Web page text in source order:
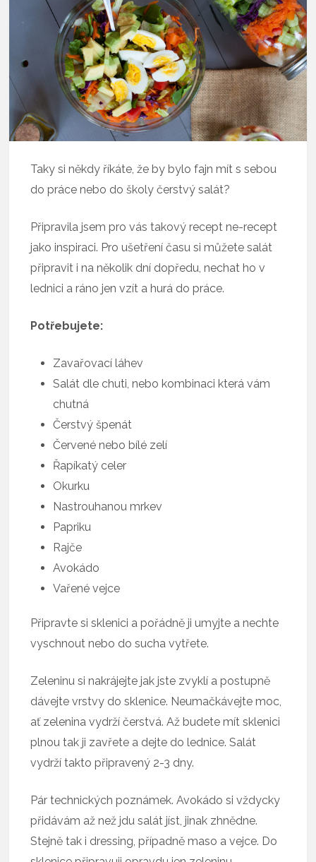
Taky si někdy říkáte, že by bylo fajn mít s sebou
do práce nebo do školy čerstvý salát?
Připravila jsem pro vás takový recept ne-recept
jako inspiraci. Pro ušetření času si můžete salát
připravit i na několik dní dopředu, nechat ho v
lednici a ráno jen vzít a hurá do práce.
Potřebujete:
Zavařovací láhev
Salát dle chuti, nebo kombinaci která vám
chutná
Čerstvý špenát
Červené nebo bílé zelí
Řapíkatý celer
Okurku
Nastrouhanou mrkev
Papriku
Rajče
Avokádo
Vařené vejce
Připravte si sklenici a pořádně ji umyjte a nechte
vyschnout nebo do sucha vytřete.
Zeleninu si nakrájejte jak jste zvyklí a postupně
dávejte vrstvy do sklenice. Neumačkávejte moc,
ať zelenina vydrží čerstvá. Až budete mít sklenici
plnou tak ji zavřete a dejte do lednice. Salát
vydrží takto připravený 2-3 dny.
Pár technických poznámek. Avokádo si vždycky
přidávám až než jdu salát jíst, jinak zhnědne.
Stejně tak i dressing, případně maso a vejce. Do